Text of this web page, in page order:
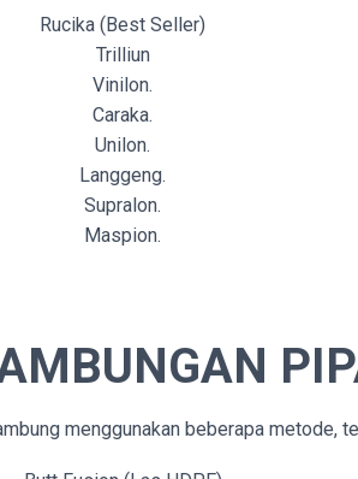
Rucika (Best Seller)
Trilliun
Vinilon.
Caraka.
Unilon.
Langgeng.
Supralon.
Maspion.
menggunakan beberapa metode,